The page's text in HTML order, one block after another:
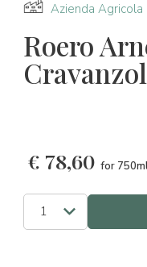
Azienda Agricola
Roero
€ 78,60 for